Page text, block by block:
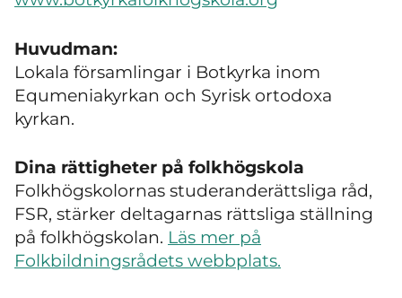
Huvudman:
Lokala församlingar i Botkyrka inom
Equmeniakyrkan och Syrisk ortodoxa
kyrkan.
Dina rättigheter på folkhögskola
Folkhögskolornas studeranderättsliga råd,
FSR, stärker deltagarnas rättsliga ställning
på folkhögskolan. Läs mer på
Folkbildningsrådets webbplats.